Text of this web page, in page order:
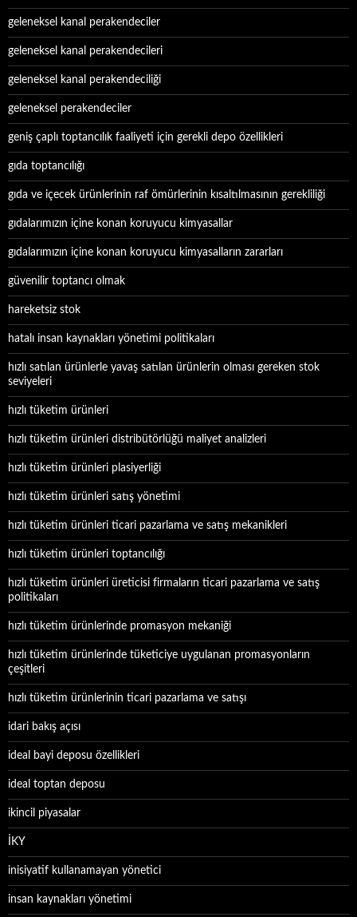
geleneksel kanal perakendeciler
geleneksel kanal perakendecileri
geleneksel kanal perakendeciliği
geleneksel perakendeciler
geniş çaplı toptancılık faaliyeti için gerekli depo özellikleri
gıda toptancılığı
gıda ve içecek ürünlerinin raf ömürlerinin kısaltılmasının gerekliliği
gıdalarımızın içine konan koruyucu kimyasallar
gıdalarımızın içine konan koruyucu kimyasalların zararları
güvenilir toptancı olmak
hareketsiz stok
hatalı insan kaynakları yönetimi politikaları
hızlı satılan ürünlerle yavaş satılan ürünlerin olması gereken stok
seviyeleri
hızlı tüketim ürünleri
hızlı tüketim ürünleri distribütörlüğü maliyet analizleri
hızlı tüketim ürünleri plasiyerliği
hızlı tüketim ürünleri satış yönetimi
hızlı tüketim ürünleri ticari pazarlama ve satış mekanikleri
hızlı tüketim ürünleri toptancılığı
hızlı tüketim ürünleri üreticisi firmaların ticari pazarlama ve satış
politikaları
hızlı tüketim ürünlerinde promasyon mekaniği
hızlı tüketim ürünlerinde tüketiciye uygulanan promasyonların
çeşitleri
hızlı tüketim ürünlerinin ticari pazarlama ve satışı
idari bakış açısı
ideal bayi deposu özellikleri
ideal toptan deposu
ikincil piyasalar
İKY
inisiyatif kullanamayan yönetici
insan kaynakları yönetimi